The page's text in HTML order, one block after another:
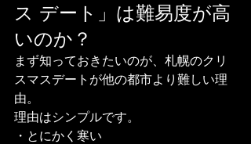
ス デート」は難易度が高
いのか？
まず知っておきたいのが、札幌のクリ
スマスデートが他の都市より難しい理
由。
理由はシンプルです。
・とにかく寒い